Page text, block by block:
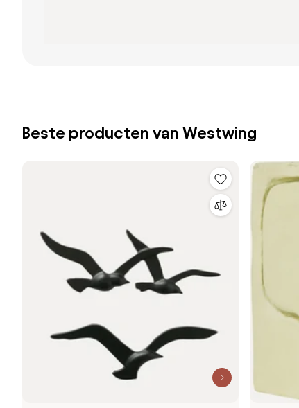
Beste producten van Westwing